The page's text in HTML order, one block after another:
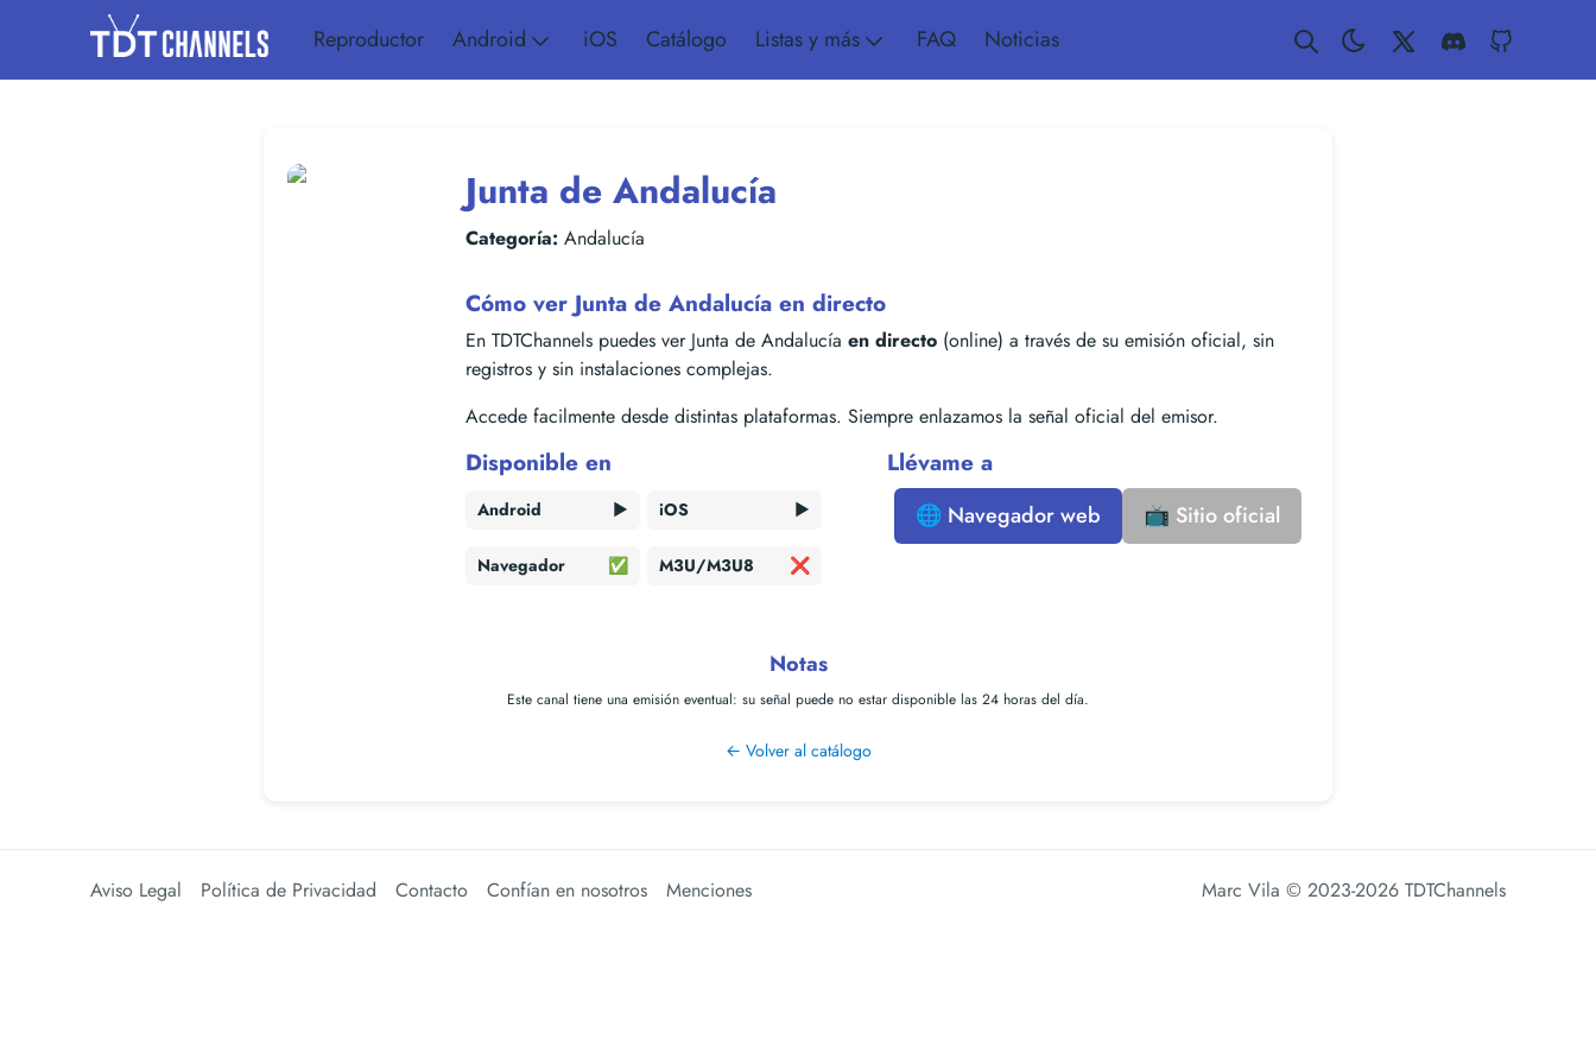
Reproductor Android iOS Catálogo Listas y más FAQ Noticias Twitter Discord
Junta de Andalucía
Categoría: Andalucía
Cómo ver Junta de Andalucía en directo
En TDTChannels puedes ver Junta de Andalucía en directo (online) a través de su emisión oficial, sin
registros y sin instalaciones complejas.
Accede facilmente desde distintas plataformas. Siempre enlazamos la señal oficial del emisor.
Disponible en
Android ▶️ iOS ▶️
Navegador ✅ M3U/M3U8 ❌
Llévame a
🌐 Navegador web 📺 Sitio oficial
Notas
Este canal tiene una emisión eventual: su señal puede no estar disponible las 24 horas del día.
← Volver al catálogo
Aviso Legal Política de Privacidad Contacto Confían en nosotros Menciones Marc Vila © 2023-2026 TDTChannels